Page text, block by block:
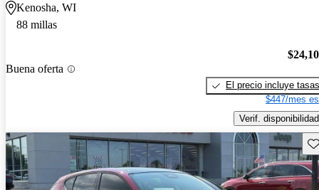
Kenosha, WI
88 millas
Buena oferta
El precio incluye tasas
$447/mes
Verif. disponibilidad